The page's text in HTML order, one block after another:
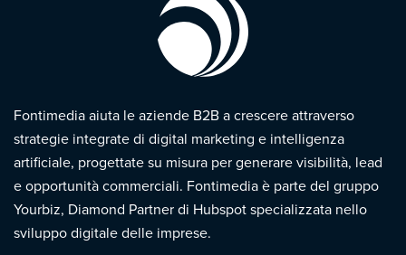
Fontimedia aiuta le aziende B2B a crescere attraverso
strategie integrate di digital marketing e intelligenza
artificiale, progettate su misura per generare visibilità, lead
e opportunità commerciali. Fontimedia è parte del gruppo
Yourbiz, Diamond Partner di Hubspot specializzata nello
sviluppo digitale delle imprese.